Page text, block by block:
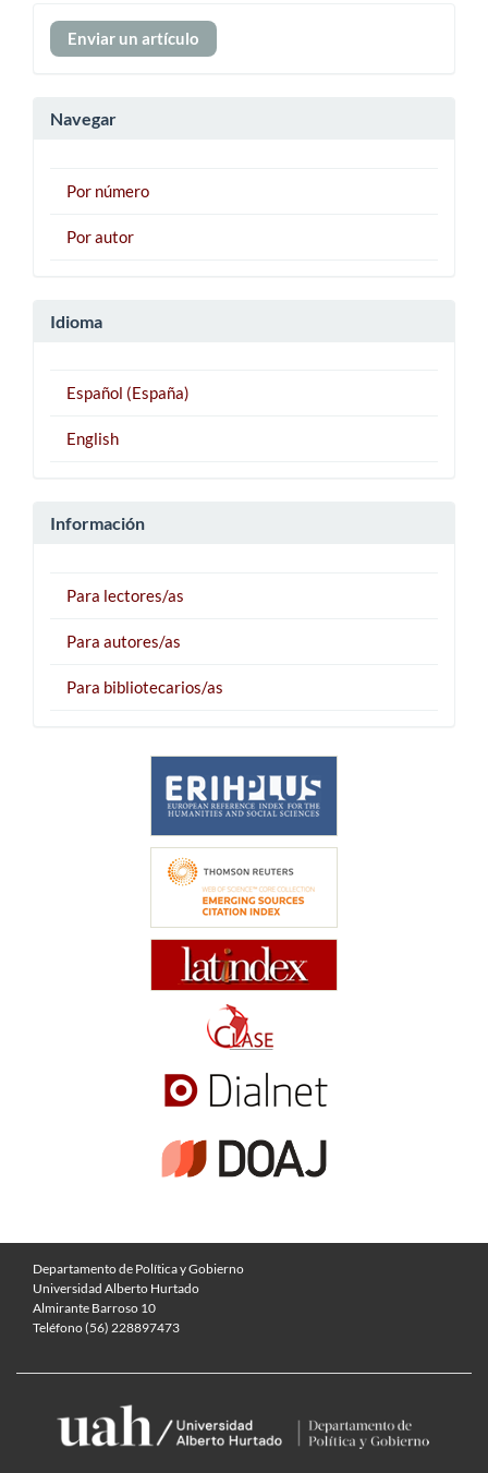
Enviar
un
Enviar un artículo
Navegar
Por número
Por autor
Idioma
Español (España)
English
Información
Para lectores/as
Para autores/as
Para bibliotecarios/as
Departamento de Política y Gobierno
Universidad Alberto Hurtado
Almirante Barroso 10
Teléfono (56) 228897473